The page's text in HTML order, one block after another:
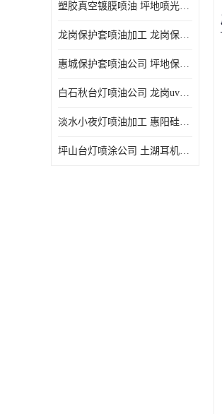
塑胶真空镀膜喷油 坪地喷光油喷油
龙岗保护套喷油加工 龙岗保护套喷油
惠城保护套喷油公司 坪地保护套喷油 良鸿塑胶五金
白石秋台灯喷油公司 龙岗uv喷油 良鸿塑胶五金
淡水小夜灯喷油加工 惠阳硅胶喷油 良鸿塑胶五金
坪山台灯喷涂公司 土湖耳机喷涂 加工定制